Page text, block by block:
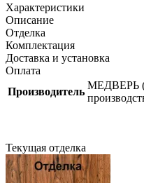
Характеристики
Описание
Отделка
Комплектация
Доставка и установка
Оплата
Производитель
МЕДВЕРЬ
Текущая отделка